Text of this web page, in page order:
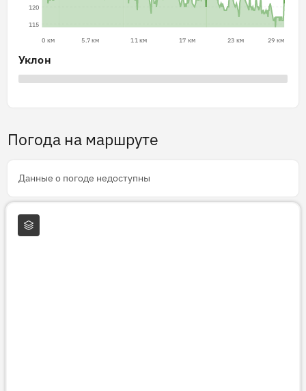
115
120
0 км 5.7 км 11 км 17 км 23 км 29 км
Уклон
Погода на маршруте
Данные о погоде недоступны